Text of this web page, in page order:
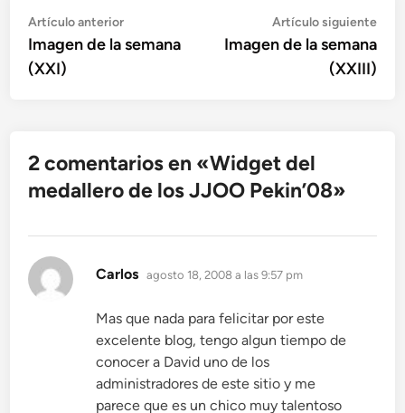
Navegación
de
entradas
Artículo anteriorArtículo
anterior:
Imagen de la semana
(XXI)
Artículo siguiente
Imagen de la semana
(XXIII)
2 comentarios en «Widget del
medallero de los JJOO Pekin’08»
Carlos dice:
agosto 18, 2008 a las 9:57 pm
Mas que nada para felicitar por este
excelente blog, tengo algun tiempo de
conocer a David uno de los
administradores de este sitio y me
parece que es un chico muy talentoso